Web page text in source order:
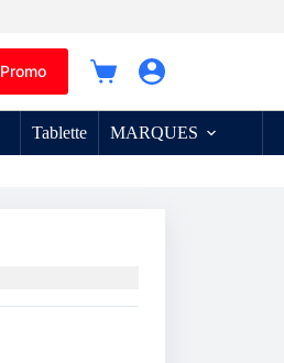
Promo
Panier
Tablette MARQUES